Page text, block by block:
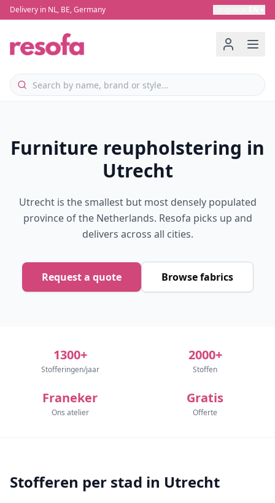
Delivery in NL, BE, Germany
Furniture reupholstering in
Utrecht
Utrecht is the smallest but most densely populated
province of the Netherlands. Resofa picks up and
delivers across all cities.
Request a quote Browse fabrics
1300+
Stofferingen/jaar
2000+
Stoffen
Franeker
Ons atelier
Gratis
Offerte
Stofferen per stad in Utrecht